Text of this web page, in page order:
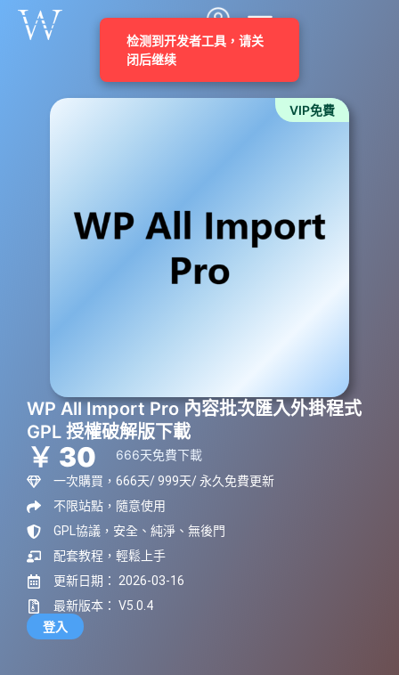
VIP免費
WP All Import Pro 內容批次匯入外掛程式
GPL 授權破解版下載
￥ 30 666天免費下載
一次購買，666天/ 999天/ 永久免費更新
不限站點，隨意使用
GPL協議，安全、純淨、無後門
配套教程，輕鬆上手
更新日期： 2026-03-16
最新版本： V5.0.4
登入